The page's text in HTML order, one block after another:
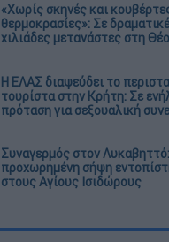
«Χωρίς σκηνές και
θερμοκρασίες»: Σε
χιλιάδες μετανάστες στη
Η ΕΛΑΣ διαψεύδει το
τουρίστα στην Κρήτη: Σε
πρόταση για σεξουαλική
Συναγερμός στον
προχωρημένη σήψη
στους Αγίους Ισιδώρους